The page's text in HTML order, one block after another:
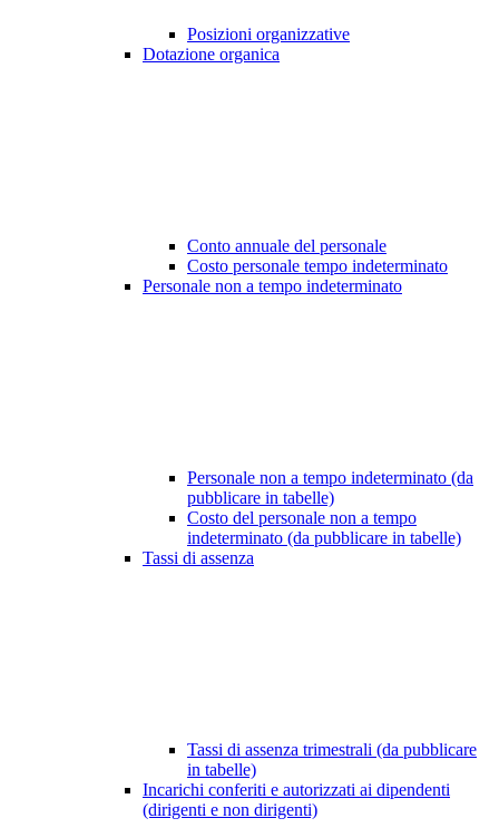
Posizioni organizzative
Dotazione organica
Conto annuale del personale
Costo personale tempo indeterminato
Personale non a tempo indeterminato
Personale non a tempo indeterminato (da
pubblicare in tabelle)
Costo del personale non a tempo
indeterminato (da pubblicare in tabelle)
Tassi di assenza
Tassi di assenza trimestrali (da pubblicare
in tabelle)
Incarichi conferiti e autorizzati ai dipendenti
(dirigenti e non dirigenti)